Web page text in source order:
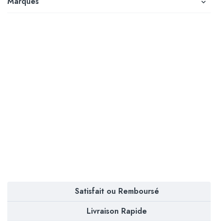
Satisfait ou Remboursé
Livraison Rapide